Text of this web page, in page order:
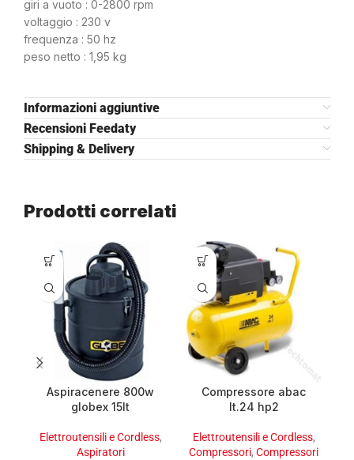
giri a vuoto : 0-2800 rpm
voltaggio : 230 v
frequenza : 50 hz
peso netto : 1,95 kg
Informazioni aggiuntive
Recensioni Feedaty
Shipping & Delivery
Prodotti correlati
Aspiracenere 800w
globex 15lt
Elettroutensili e Cordless,
Aspiratori
Compressore abac
lt.24 hp2
Elettroutensili e Cordless,
Compressori, Compressori